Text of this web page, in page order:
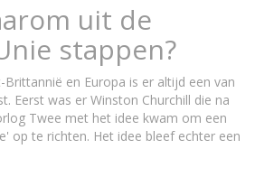
uit de
stappen?
en Europa is er altijd een van
Eerst was er Winston Churchill die na
Twee met het idee kwam om een
op te richten. Het idee bleef echter een